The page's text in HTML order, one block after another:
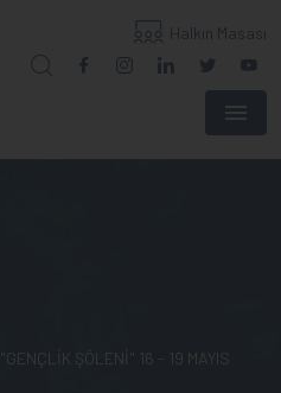
Halkın Masası
Menu
"GENÇLİK ŞÖLENİ" 16 - 19 MAYIS